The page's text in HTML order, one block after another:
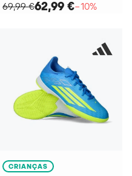
69,99 €62,99 €−10%
CRIANÇAS